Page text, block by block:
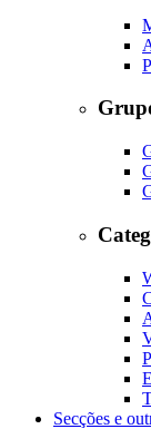
Secções e